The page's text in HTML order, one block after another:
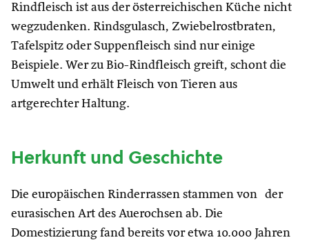
Rindfleisch ist aus der österreichischen Küche nicht
wegzudenken. Rindsgulasch, Zwiebelrostbraten,
Tafelspitz oder Suppenfleisch sind nur einige
Beispiele. Wer zu Bio-Rindfleisch greift, schont die
Umwelt und erhält Fleisch von Tieren aus
artgerechter Haltung.
Herkunft und Geschichte
Die europäischen Rinderrassen stammen von der
eurasischen Art des Auerochsen ab. Die
Domestizierung fand bereits vor etwa 10.000 Jahren